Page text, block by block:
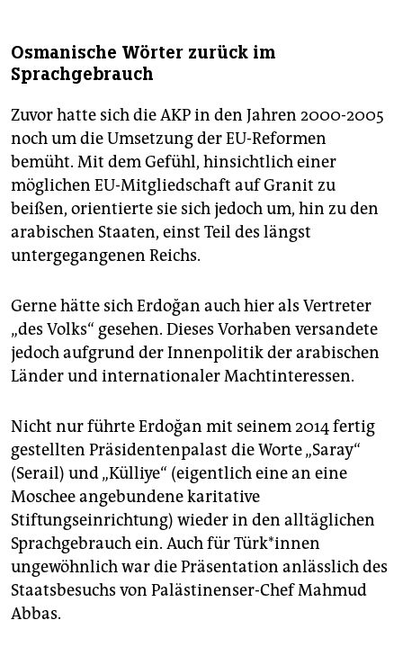
Osmanische Wörter zurück im
Sprachgebrauch
Zuvor hatte sich die AKP in den Jahren 2000-2005
noch um die Umsetzung der EU-Reformen
bemüht. Mit dem Gefühl, hinsichtlich einer
möglichen EU-Mitgliedschaft auf Granit zu
beißen, orientierte sie sich jedoch um, hin zu den
arabischen Staaten, einst Teil des längst
untergegangenen Reichs.
Gerne hätte sich Erdoğan auch hier als Vertreter
„des Volks“ gesehen. Dieses Vorhaben versandete
jedoch aufgrund der Innenpolitik der arabischen
Länder und internationaler Machtinteressen.
Nicht nur führte Erdoğan mit seinem 2014 fertig
gestellten Präsidentenpalast die Worte „Saray“
(Serail) und „Külliye“ (eigentlich eine an eine
Moschee angebundene karitative
Stiftungseinrichtung) wieder in den alltäglichen
Sprachgebrauch ein. Auch für Türk*innen
ungewöhnlich war die Präsentation anlässlich des
Staatsbesuchs von Palästinenser-Chef Mahmud
Abbas.